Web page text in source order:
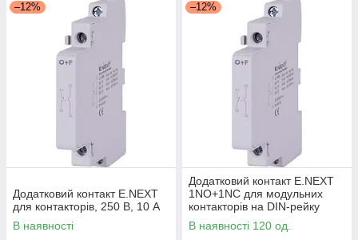
–12%
Додатковий контакт E.NEXT
для контакторів, 250 В, 10 А
В наявності
–12%
Додатковий контакт E.NEXT
1NO+1NC для модульних
контакторів на DIN-рейку
В наявності 120 од.